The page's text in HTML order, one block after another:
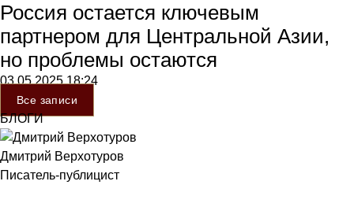
Россия остается ключевым
партнером для Центральной Азии,
но проблемы остаются
03.05.202518:24
Все записи
БЛОГИ
Дмитрий Верхотуров
Писатель-публицист